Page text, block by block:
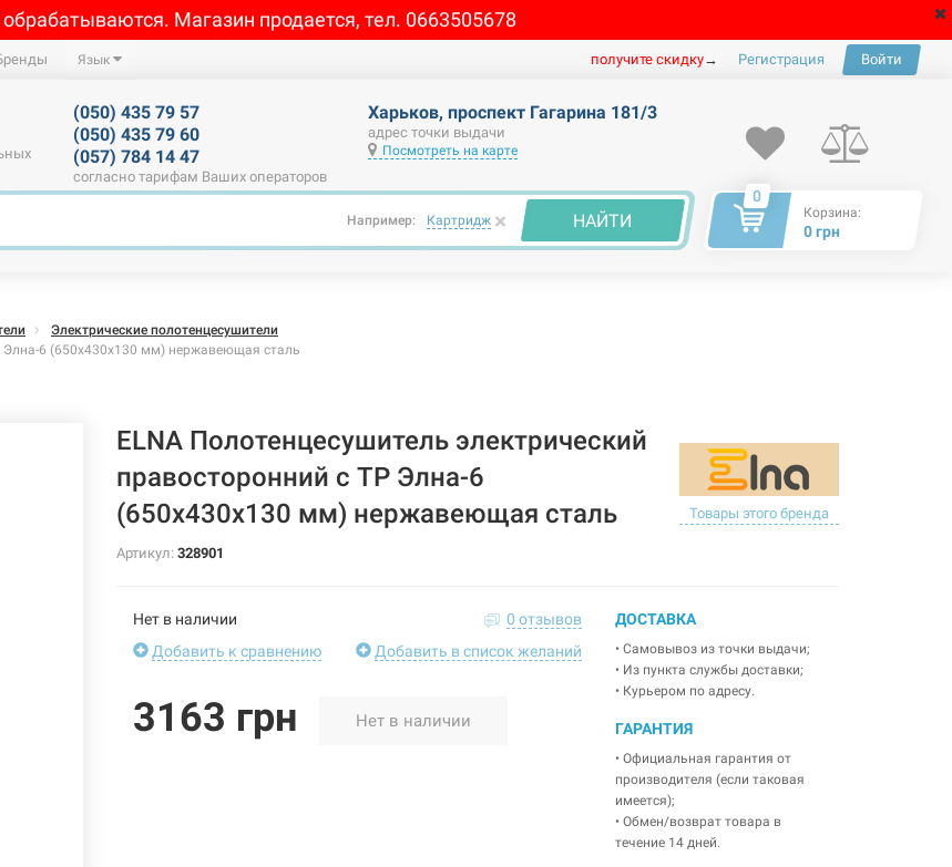
Магазин продается, тел. 0663505678
Язык получите скидку→ Регистрация Войти
(050) 435 79 57
(050) 435 79 60
(057) 784 14 47
согласно тарифам Ваших операторов
Харьков, проспект Гагарина 181/3
адрес точки выдачи
Посмотреть на карте
Например: Картридж × НАЙТИ
0
Корзина:
0 грн
Электрические полотенцесушители
Элна-6 (650х430х130 мм) нержавеющая сталь
ELNA Полотенцесушитель электрический
правосторонний с ТР Элна-6
(650х430х130 мм) нержавеющая сталь
Товары этого бренда
Артикул: 328901
Нет в наличии
0 отзывов
Добавить к сравнению
Добавить в список желаний
3163 грн Нет в наличии
ДОСТАВКА
• Самовывоз из точки выдачи;
• Из пункта службы доставки;
• Курьером по адресу.
ГАРАНТИЯ
• Официальная гарантия от
производителя (если таковая
имеется);
• Обмен/возврат товара в
течение 14 дней.